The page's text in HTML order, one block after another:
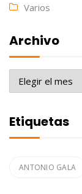
Varios
Archivo
Archivo
Etiquetas
ANTONIO GALA